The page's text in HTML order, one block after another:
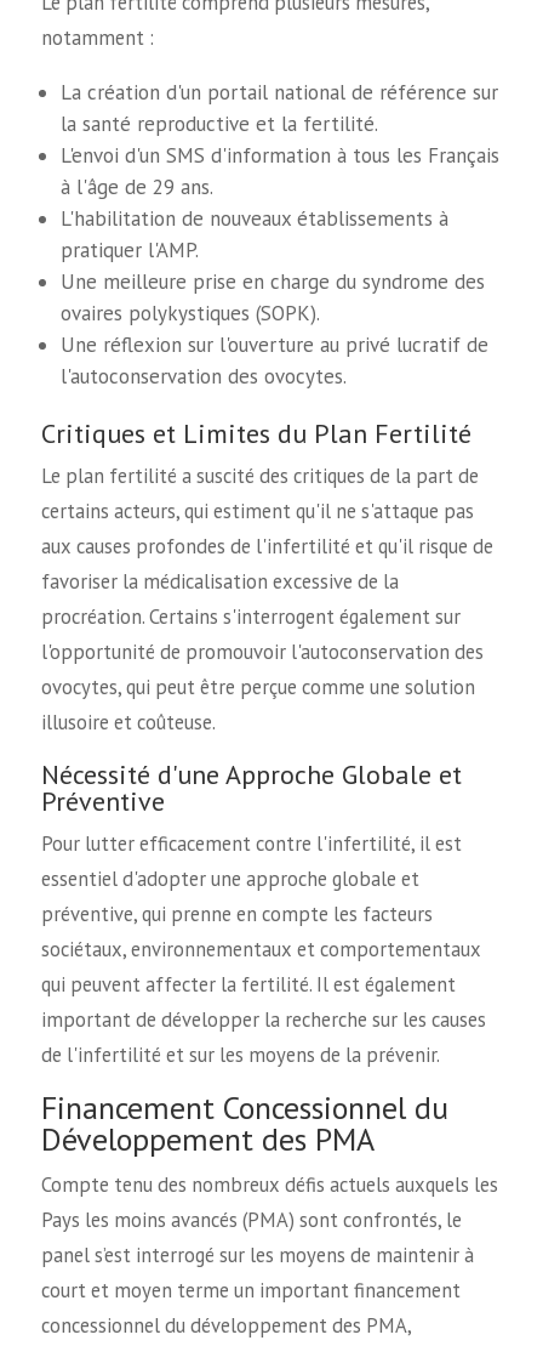
notamment :
La création d'un portail national de référence sur
la santé reproductive et la fertilité.
L'envoi d'un SMS d'information à tous les Français
à l'âge de 29 ans.
L'habilitation de nouveaux établissements à
pratiquer l'AMP.
Une meilleure prise en charge du syndrome des
ovaires polykystiques (SOPK).
Une réflexion sur l'ouverture au privé lucratif de
l'autoconservation des ovocytes.
Critiques et Limites du Plan Fertilité
Le plan fertilité a suscité des critiques de la part de
certains acteurs, qui estiment qu'il ne s'attaque pas
aux causes profondes de l'infertilité et qu'il risque de
favoriser la médicalisation excessive de la
procréation. Certains s'interrogent également sur
l'opportunité de promouvoir l'autoconservation des
ovocytes, qui peut être perçue comme une solution
illusoire et coûteuse.
Nécessité d'une Approche Globale et
Préventive
Pour lutter efficacement contre l'infertilité, il est
essentiel d'adopter une approche globale et
préventive, qui prenne en compte les facteurs
sociétaux, environnementaux et comportementaux
qui peuvent affecter la fertilité. Il est également
important de développer la recherche sur les causes
de l'infertilité et sur les moyens de la prévenir.
Financement Concessionnel du
Développement des PMA
Compte tenu des nombreux défis actuels auxquels les
Pays les moins avancés (PMA) sont confrontés, le
panel s’est interrogé sur les moyens de maintenir à
court et moyen terme un important financement
concessionnel du développement des PMA,